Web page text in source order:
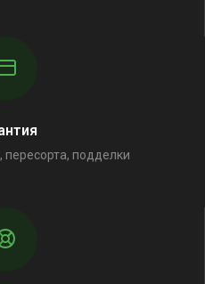
подделки